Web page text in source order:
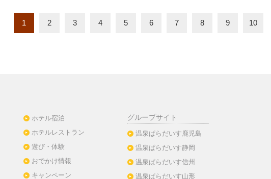
1 2 3 4 5 6 7 8 9 10
ホテル宿泊
ホテルレストラン
遊び・体験
おでかけ情報
キャンペーン
グループサイト
温泉ぱらだいす鹿児島
温泉ぱらだいす静岡
温泉ぱらだいす信州
温泉ぱらだいす山形